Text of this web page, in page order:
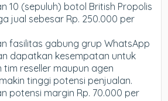
10 (sepuluh) botol British Propolis
jual sebesar Rp. 250.000 per
fasilitas gabung grup WhatsApp
dapatkan kesempatan untuk
tim reseller maupun agen
tinggi potensi penjualan.
potensi margin Rp. 70.000 per